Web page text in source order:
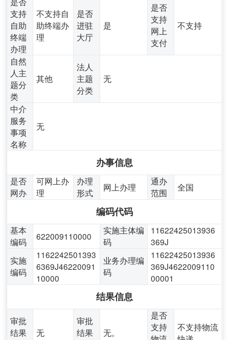
支持
自助
终端
办理
不支持自
助终端办
理
是否
进驻
大厅
是
是否
支持
网上
支付
不支持
自然
人主
题分
类
其他
法人
主题
分类
无
中介
服务
事项
名称
无
办事信息
是否
网办
可网上办
理
办理
形式
网上办理
通办
范围
全国
编码代码
基本
编码
622009110000
实施主体编
码
11622425013936
369J
实施
编码
1162242501393
6369J46220091
10000
业务办理编
码
11622425013936
369J4622009110
00001
结果信息
审批
结果
无
审批
结果
无。
是否
支持
不支持物流